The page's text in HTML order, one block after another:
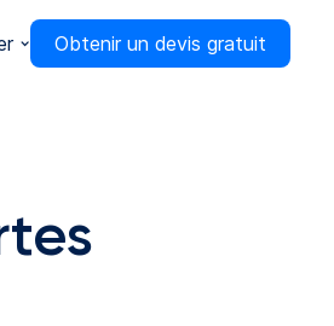
Obtenir un devis gratuit